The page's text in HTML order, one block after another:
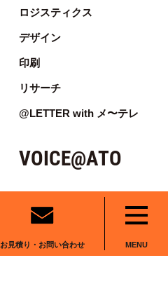
お見積り・お問い合わせ MENU
ロジスティクス
デザイン
印刷
リサーチ
@LETTER with メ〜テレ
VOICE@ATO
BLOG
NEWS